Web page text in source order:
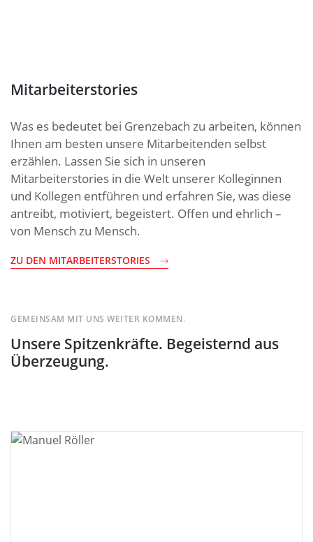
Mitarbeiterstories
Was es bedeutet bei Grenzebach zu arbeiten, können
Ihnen am besten unsere Mitarbeitenden selbst
erzählen. Lassen Sie sich in unseren
Mitarbeiterstories in die Welt unserer Kolleginnen
und Kollegen entführen und erfahren Sie, was diese
antreibt, motiviert, begeistert. Offen und ehrlich –
von Mensch zu Mensch.
ZU DEN MITARBEITERSTORIES
Unsere Spitzenkräfte. Begeisternd aus
Überzeugung.
GEMEINSAM MIT UNS WEITER KOMMEN.